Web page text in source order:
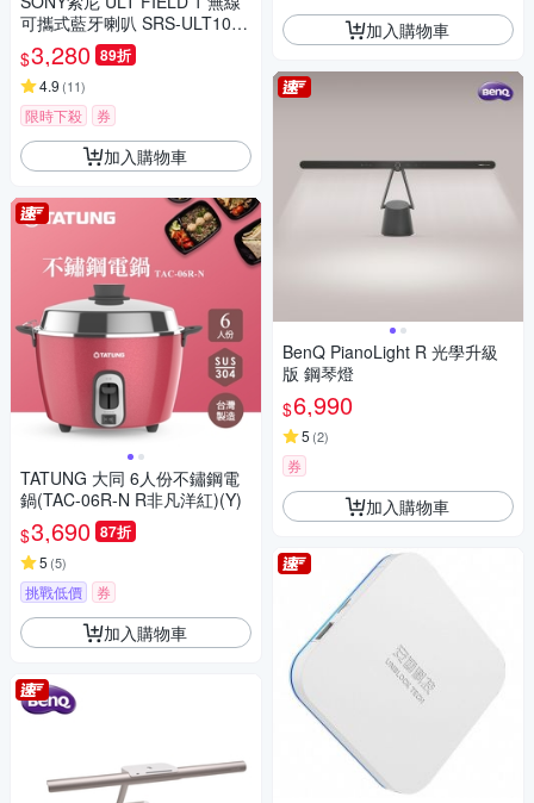
可攜式藍牙喇叭 SRS-ULT10
公司貨 保固12個月
$3,280 89折
4.9 (11)
限時下殺 券
加入購物車
TATUNG 大同 6人份不鏽鋼電
鍋(TAC-06R-N R非凡洋紅)(Y)
$3,690 87折
5 (5)
挑戰低價 券
加入購物車
加入購物車
BenQ PianoLight R 光學升級
版 鋼琴燈
$6,990
5 (2)
券
加入購物車